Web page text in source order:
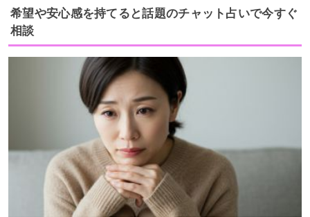
希望や安心感を持てると話題のチャット占いで今すぐ
相談